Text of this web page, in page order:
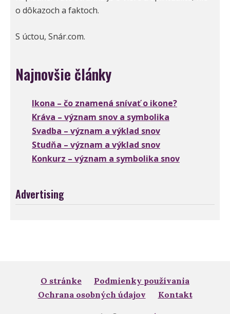
o dôkazoch a faktoch.
S úctou, Snár.com.
Najnovšie články
Ikona – čo znamená snívať o ikone?
Kráva – význam snov a symbolika
Svadba – význam a výklad snov
Studňa – význam a výklad snov
Konkurz – význam a symbolika snov
Advertising
O stránke
Podmienky používania
Ochrana osobných údajov
Kontakt